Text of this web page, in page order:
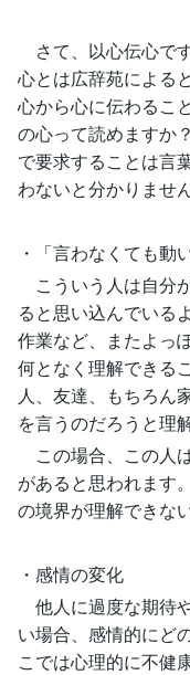
さて、以心伝心で
心とは広辞苑による
心から心に伝わるこ
の心って読めますか
で要求することは言
わないと分かりません
・「言わなくても動
こういう人は自分
ると思い込んでいる
作業など、またよっ
何となく理解できる
人、友達、もちろん
を言うのだろうと理
この場合、この人
があると思われます
の境界が理解できな
・感情の変化
他人に過度な期待
い場合、感情的にど
こでは心理的に不健